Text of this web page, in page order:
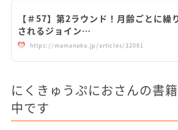
【＃57】第2ラウンド！月齢ごとに繰
されるジョイン…
https://mamanoko.jp/articles/32081
にくきゅうぷにおさんの書
中です